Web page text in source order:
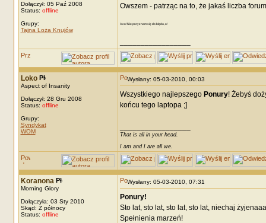
Dołączył: 05 Paź 2008
Status: offline
Grupy:
Tajna Loża Knujów
Owszem - patrząc na to, że jakaś liczba
A co! Nie przyznam się do błędu, o!
Loko
Aspect of Insanity
Dołączył: 28 Gru 2008
Status: offline
Grupy:
Syndykat
WOM
Wysłany: 05-03-2010, 00:03
Wszystkiego najlepszego Ponury! Żebyś
końcu tego laptopa ;]
That is all in your head.
I am and I are all we.
Koranona
Morning Glory
Dołączyła: 03 Sty 2010
Skąd: Z północy
Status: offline
Wysłany: 05-03-2010, 07:31
Ponury!
Sto lat, sto lat, sto lat, sto lat, niechaj
Spełnienia marzeń!